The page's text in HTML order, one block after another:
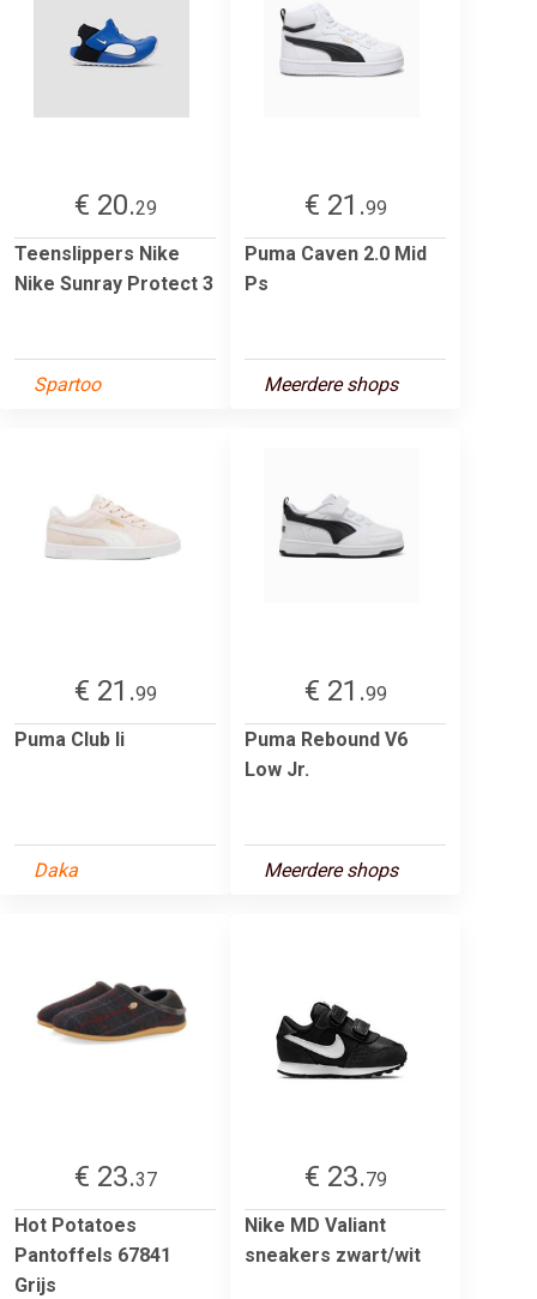
€ 20.29
Teenslippers Nike
Nike Sunray Protect 3
Spartoo
€ 21.99
Puma Caven 2.0 Mid
Ps
Meerdere shops
€ 21.99
Puma Club Ii
Daka
€ 21.99
Puma Rebound V6
Low Jr.
Meerdere shops
€ 23.37
Hot Potatoes
Pantoffels 67841
Grijs
€ 23.79
Nike MD Valiant
sneakers zwart/wit